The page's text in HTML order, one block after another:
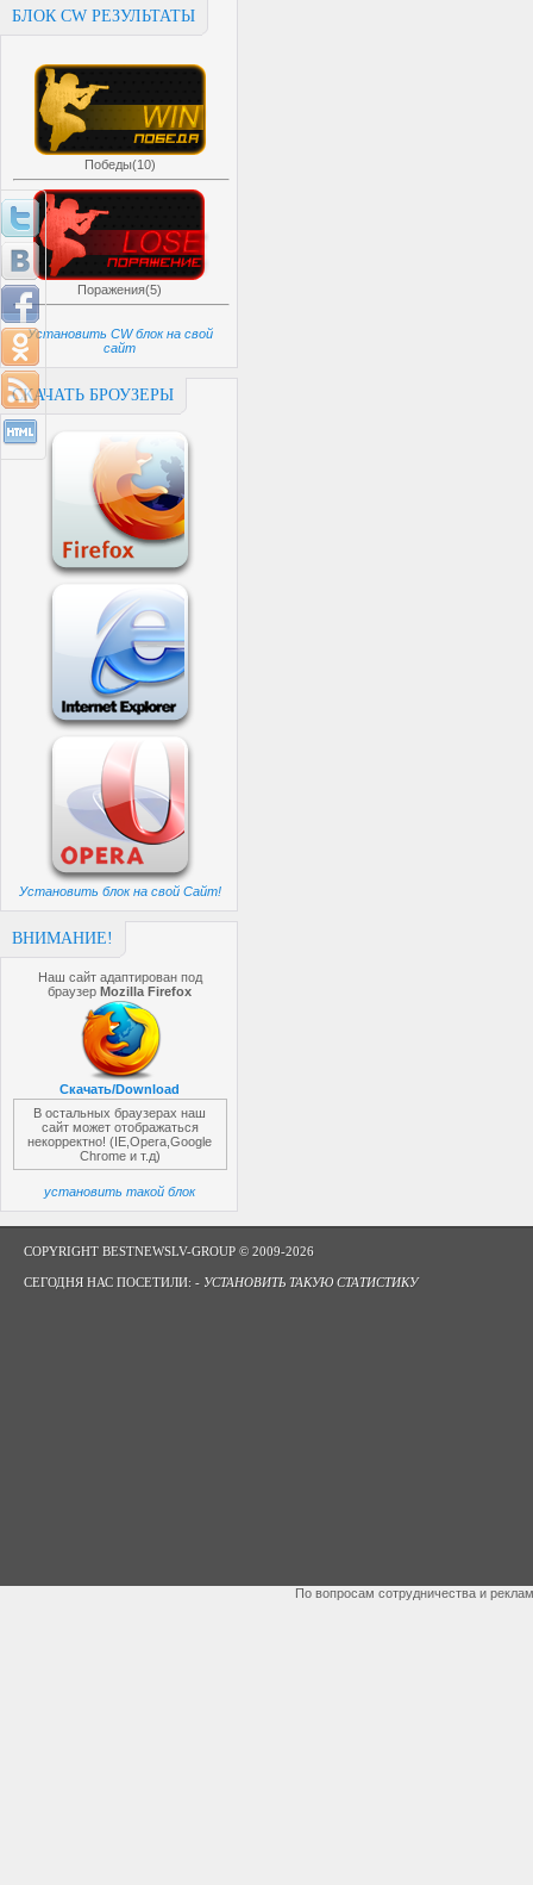
БЛОК CW РЕЗУЛЬТАТЫ
Победы(10)
Поражения(5)
Установить CW блок на свой
сайт
СКАЧАТЬ БРОУЗЕРЫ
Установить блок на свой Сайт!
ВНИМАНИЕ!
Наш сайт адаптирован под
браузерMozilla Firefox
Скачать/Download
В остальных браузерах наш
сайт может отображаться
некорректно! (IE,Opera,Google
Chrome и т.д)
установить такой блок
COPYRIGHT BESTNEWSLV-GROUP © 2009-2026
СЕГОДНЯ НАС ПОСЕТИЛИ: - УСТАНОВИТЬ ТАКУЮ СТАТИСТИКУ
По вопросам сотрудничества и